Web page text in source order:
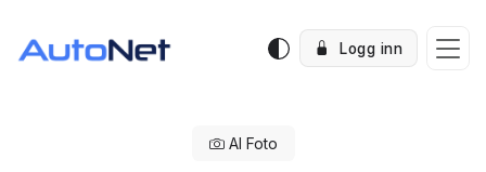
Logg inn
AI Foto